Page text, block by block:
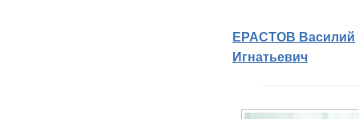
ЕРАСТОВ Василий
Игнатьевич